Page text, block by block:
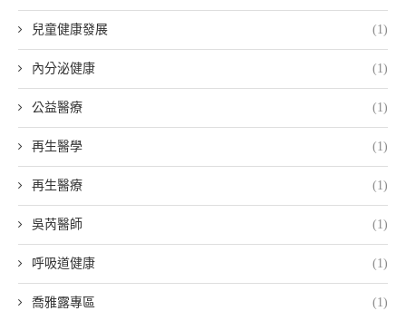
兒童健康發展 (1)
內分泌健康 (1)
公益醫療 (1)
再生醫學 (1)
再生醫療 (1)
吳芮醫師 (1)
呼吸道健康 (1)
喬雅露專區 (1)